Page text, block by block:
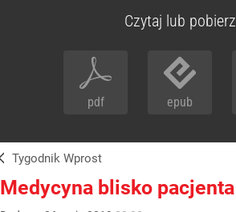
Czytaj lub pobierz
pdf epub
Tygodnik Wprost
Medycyna blisko pacjenta